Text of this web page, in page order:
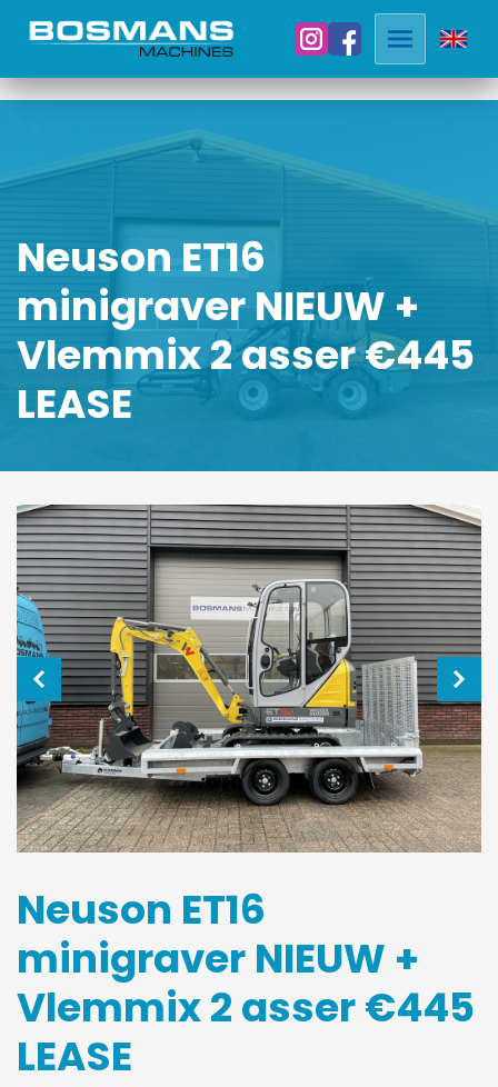
Neuson ET16
minigraver NIEUW +
Vlemmix 2 asser €445
LEASE
Neuson ET16
minigraver NIEUW +
Vlemmix 2 asser €445
LEASE